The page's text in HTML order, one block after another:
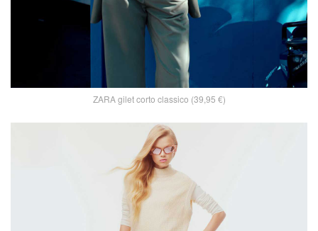
ZARA gilet corto classico (39,95 €)